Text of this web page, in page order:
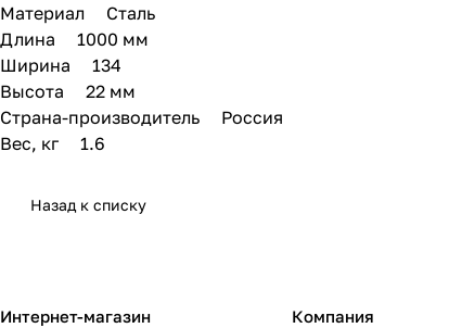
Материал Сталь
Длина 1000 мм
Ширина 134
Высота 22 мм
Страна-производитель Россия
Вес, кг 1.6
Назад к списку
Интернет-магазин Компания